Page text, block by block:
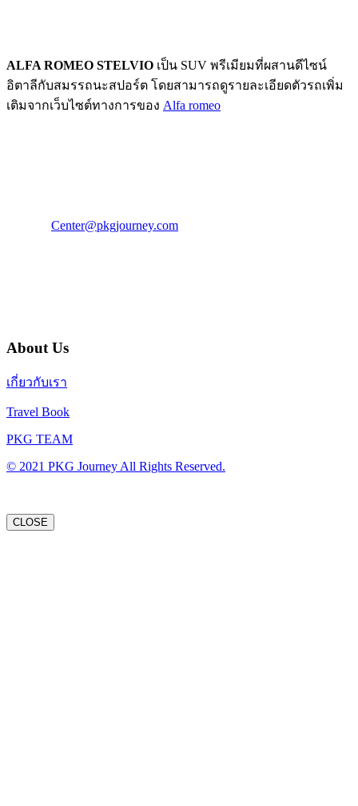
ALFA ROMEO STELVIO เป็น SUV พรีเมียมที่ผสานดีไซน์
อิตาลีกับสมรรถนะสปอร์ต โดยสามารถดูรายละเอียดตัวรถเพิ่ม
เติมจากเว็บไซต์ทางการของ Alfa romeo
Center@pkgjourney.com
About Us
เกี่ยวกับเรา
Travel Book
PKG TEAM
© 2021 PKG Journey All Rights Reserved.
CLOSE